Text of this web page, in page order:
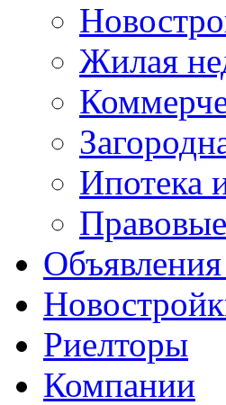
Жилая
Ипотека
Риелторы
Компании